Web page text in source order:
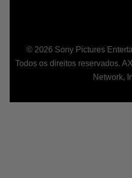
© 2026 Sony Pictures
Todos os direitos reservados.
Network,